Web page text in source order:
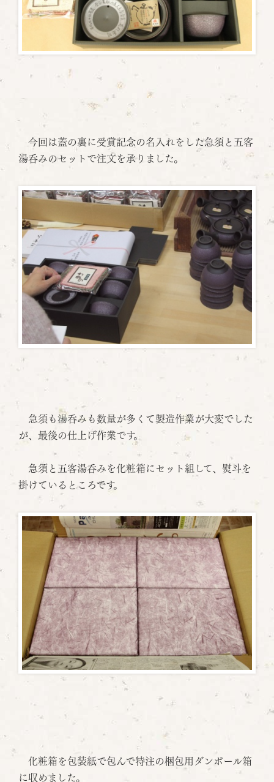
今回は蓋の裏に受賞記念の名入れをした急須と五客
湯呑みのセットで注文を承りました。
急須も湯呑みも数量が多くて製造作業が大変でした
が、最後の仕上げ作業です。
急須と五客湯呑みを化粧箱にセット組して、熨斗を
掛けているところです。
化粧箱を包装紙で包んで特注の梱包用ダンボール箱
に収めました。